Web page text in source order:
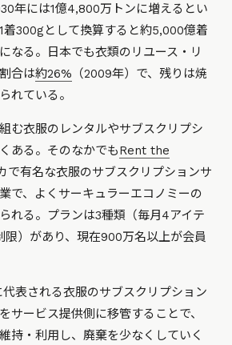
年には1億4,800万トンに増えるとい
着300gとして換算すると約5,000億着
なる。日本でも衣類のリユース・リ
合は約26% （2009年）で、残りは焼
れている。
む衣服のレンタルやサブスクリプシ
ある。そのなかでもRent the
で有名な衣服のサブスクリプションサ
で、よくサーキュラーエコノミーの
れる。プランは3種類（毎月4アイテ
限）があり、現在900万名以上が会員
表される衣服のサブスクリプション
サービス提供側に移管することで、
持・利用し、廃棄を少なくしていく